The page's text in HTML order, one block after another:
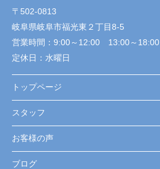
〒502-0813
岐阜県岐阜市福光東２丁目8-5
営業時間： 9:00～12:00 13:00～18:00
定休日： 水曜日
トップページ
スタッフ
お客様の声
ブログ